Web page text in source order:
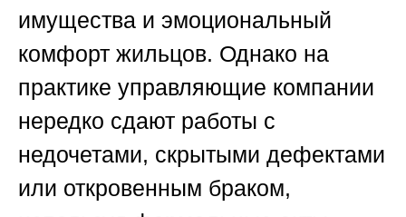
имущества и эмоциональный
комфорт жильцов. Однако на
практике управляющие компании
нередко сдают работы с
недочетами, скрытыми дефектами
или откровенным браком,